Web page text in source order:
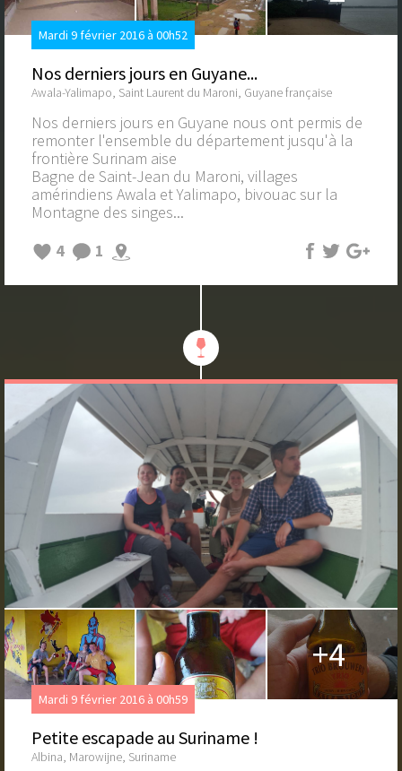
Mardi 9 février 2016 à 00h52
Nos derniers jours en Guyane...
Awala-Yalimapo, Saint Laurent du Maroni, Guyane française
Nos derniers jours en Guyane nous ont permis de
remonter l'ensemble du département jusqu'à la
frontière Surinam aise
Bagne de Saint-Jean du Maroni, villages
amérindiens Awala et Yalimapo, bivouac sur la
Montagne des singes...
4
1
+4
Mardi 9 février 2016 à 00h59
Petite escapade au Suriname !
Albina, Marowijne, Suriname